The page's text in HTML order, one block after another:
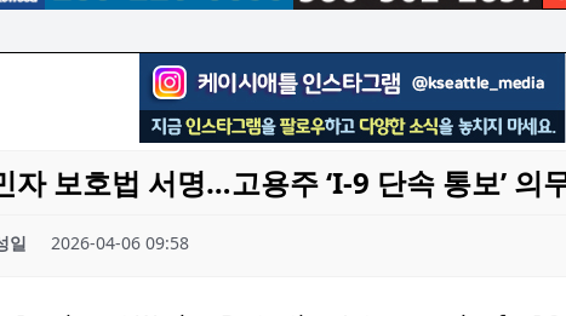
자 보호법 서명…고용주 ‘I-9 단속 통보’ 의
일 2026-04-06 09:58